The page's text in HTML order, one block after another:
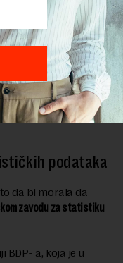
najavljuje
rezerve, uključujući
za njeno korišćenje
se sprovodi). Iako je
napredak
za koje se
preveliki limit za
odsto republičkih
podataka
da bi morala da
zavodu za statistiku
BDP- a, koja je u